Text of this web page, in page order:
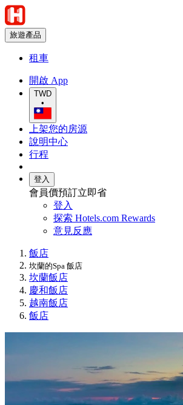
旅遊產品
租車
開啟 App
TWD
•
上架您的房源
說明中心
行程
登入
會員價預訂立即省
登入
探索 Hotels.com Rewards
意見反應
飯店
坎蘭的Spa 飯店
坎蘭飯店
慶和飯店
越南飯店
飯店